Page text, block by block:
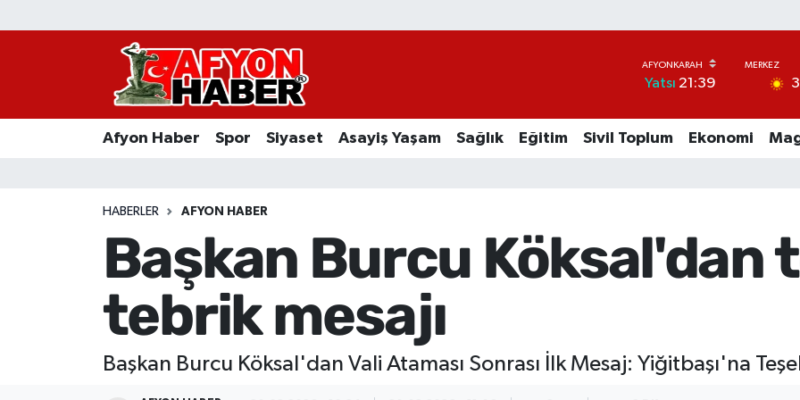
Yatsı 21:39
Afyon Haber Spor Siyaset Asayiş Yaşam Sağlık Eğitim Sivil Toplum Ekonomi
HABERLER AFYON HABER
Başkan Burcu Köksal'dan
tebrik mesajı
Başkan Burcu Köksal'dan Vali Ataması Sonrası İlk Mesaj: Yiğitbaşı'na
Afyon Haber
Asayiş Yaşam